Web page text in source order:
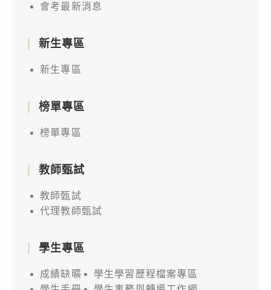
會考最新消息
新生專區
新生專區
榜單專區
榜單專區
教師甄試
教師甄試
代理教師甄試
學生專區
成績缺曠
學生學習歷程檔案專區